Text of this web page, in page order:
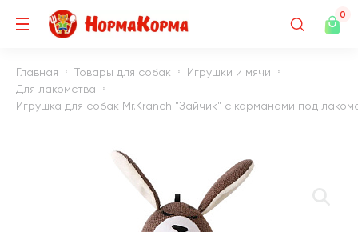
0
Главная Товары для собак
Игрушки и мячи
Для лакомства
Игрушка для собак Mr.Kranch "Зайчик" с карманами под